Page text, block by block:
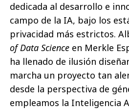
dedicada al desarrollo e
campo de la IA, bajo los
privacidad más estrictos.
of Data Science en Merkle
ha llenado de ilusión
marcha un proyecto tan
desde la perspectiva de
empleamos la Inteligencia